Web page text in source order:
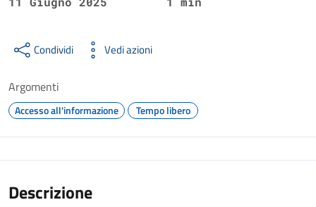
Condividi Vedi azioni
Argomenti
Accesso all'informazione Tempo libero
Descrizione